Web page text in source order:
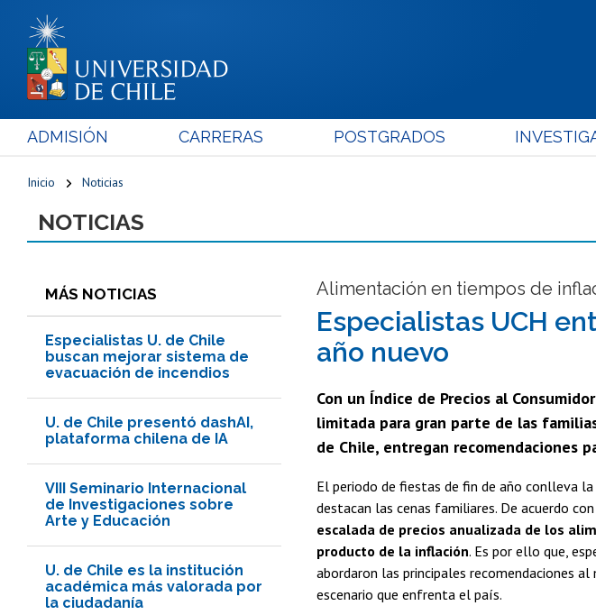
ADMISIÓN CARRERAS POSTGRADOS
Inicio Noticias
NOTICIAS
MÁS NOTICIAS
Especialistas U. de Chile
buscan mejorar sistema de
evacuación de incendios
U. de Chile presentó dashAI,
plataforma chilena de IA
VIII Seminario Internacional
de Investigaciones sobre
Arte y Educación
U. de Chile es la institución
académica más valorada por
la ciudadanía
Alimentación en tiempos de
Especialistas UCH
año nuevo
Con un Índice de Precios al
limitada para gran parte de las
de Chile, entregan recomendaciones
El periodo de fiestas de fin de año conlleva
destacan las cenas familiares. De acuerdo
escalada de precios anualizada de los
producto de la inflación. Es por ello que,
abordaron las principales recomendaciones
escenario que enfrenta el país.